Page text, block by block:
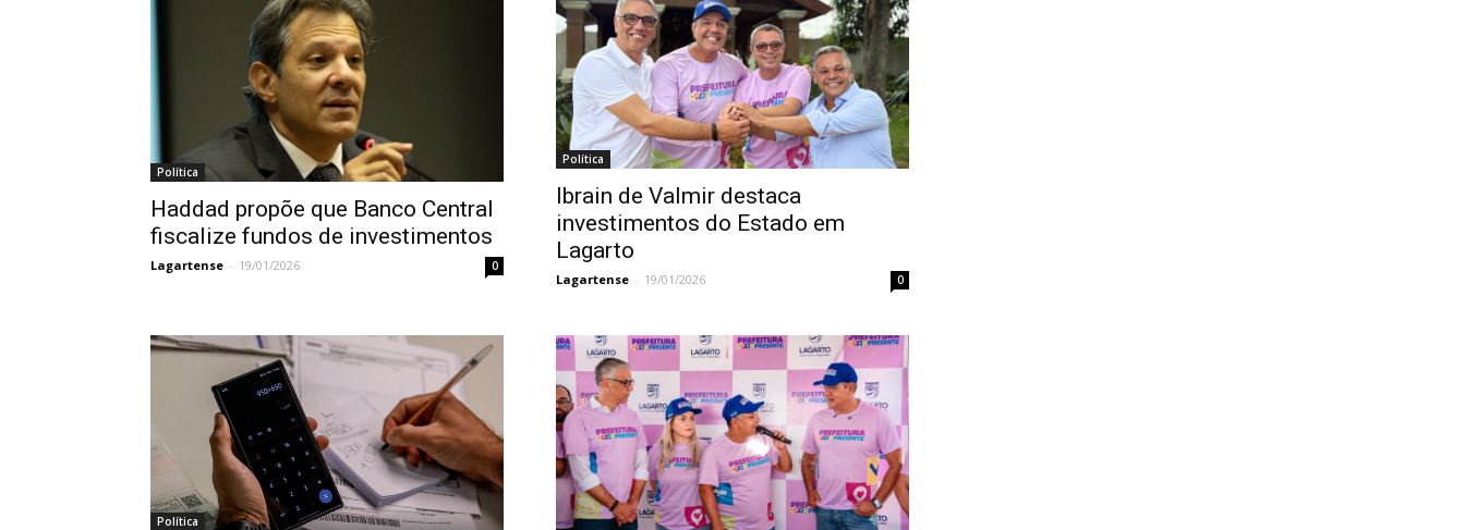
Política
Haddad propõe que Banco Central
fiscalize fundos de investimentos
Lagartense - 19/01/2026 0
Política
Ibrain de Valmir destaca
investimentos do Estado em
Lagarto
Lagartense - 19/01/2026 0
Política